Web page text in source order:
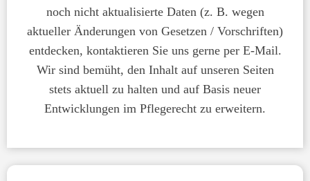
noch nicht aktualisierte Daten (z. B. wegen
aktueller Änderungen von Gesetzen / Vorschriften)
entdecken, kontaktieren Sie uns gerne per E-Mail.
Wir sind bemüht, den Inhalt auf unseren Seiten
stets aktuell zu halten und auf Basis neuer
Entwicklungen im Pflegerecht zu erweitern.